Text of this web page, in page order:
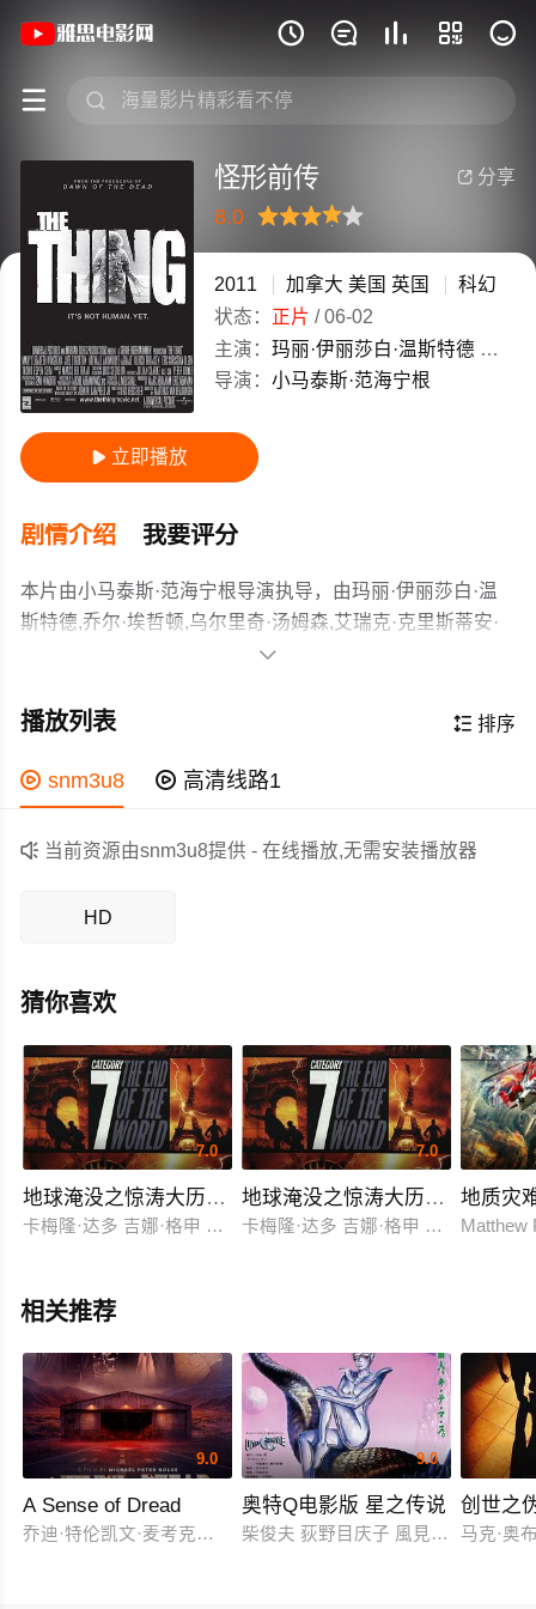
    
 
《怪形前传》(2011)加拿大 / 美国 / 英
 分享
怪形前传
8.0
推荐力荐
2011 加拿大 美国 英国
科幻
状态： 正片 /06-02
主演： 玛丽·伊丽莎白·温斯特德 乔尔·
导演： 小马泰斯·范海宁根
 立即播放
剧情介绍 我要评分
本片由小马泰斯·范海宁根导演执导，由玛丽·伊丽莎白·温
斯特德,乔尔·埃哲顿,乌尔里奇·汤姆森,艾瑞克·克里斯蒂安·
奥森,阿德沃尔·阿吉纽依-艾格拜吉,保罗·布朗斯坦,琼德·埃
格·亨里克·霍夫,克里斯托弗·海维尤,霍·阿德里安·哈万,卡斯
起伏、扣人心弦，领广大科幻片爱好者和观众们都期待不
已。
进，意外发现一艘一百万年前的奇怪船只，并且在附近找
家凯特·洛伊德（玛丽·伊丽莎白·文斯蒂德 Mary Elizabeth
Winstead 饰）在桑德尔·哈沃森博士（Ulrich Thomsen
饰）的邀请下，随同一众科研工作者前往南极。经过认真
作为一部 上映的科幻电影，在当期同类题材影片中具有一
定的看点，在演员表现和剧情架构上也都有不错的亮点，
剧情紧凑，角色塑造鲜明，适合喜欢科幻类电影的观众观

 排序
播放列表
 snm3u8  高清线路1
 当前资源由snm3u8提供 - 在线播放,无需安装播放器
HD
猜你喜欢
7.0
地球淹没之惊涛大历险（原声版）上
卡梅隆·达多 吉娜·格申 莎侬·多赫提 兰迪·奎德 罗伯特·瓦格纳
7.0
地球淹没之惊涛大历险（国语版
卡梅隆·达多 吉娜·格申 莎侬·多赫提
地质灾
Matthew
相关推荐
9.0
A Sense of Dread
乔迪·特伦凯文·麦考克尔虹膜
9.0
奥特Q电影版 星之传说
柴俊夫 荻野目庆子 風見しんご
创世之
马克·奥